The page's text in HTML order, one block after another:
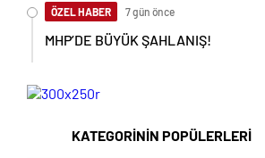
ÖZEL HABER 7 gün önce
MHP’DE BÜYÜK ŞAHLANIŞ!
KATEGORİNİN POPÜLERLERİ